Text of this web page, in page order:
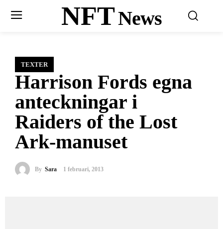
NFTNews
TEXTER
Harrison Fords egna
anteckningar i
Raiders of the Lost
Ark-manuset
By Sara 1 februari, 2013